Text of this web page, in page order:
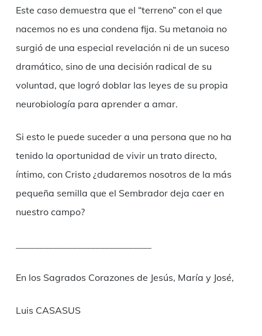
Este caso demuestra que el “terreno” con el que
nacemos no es una condena fija. Su metanoia no
surgió de una especial revelación ni de un suceso
dramático, sino de una decisión radical de su
voluntad, que logró doblar las leyes de su propia
neurobiología para aprender a amar.
Si esto le puede suceder a una persona que no ha
tenido la oportunidad de vivir un trato directo,
íntimo, con Cristo ¿dudaremos nosotros de la más
pequeña semilla que el Sembrador deja caer en
nuestro campo?
En los Sagrados Corazones de Jesús, María y José,
Luis CASASUS